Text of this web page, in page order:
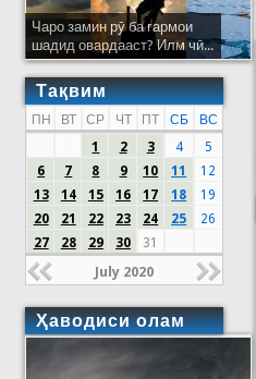
Чаро замин рӯ ба гармои
шадид овардааст? Илм чӣ...
Тақвим
ПН ВТ СР ЧТ ПТ СБ
ВС
1
2 3 4
5
6
7 8 9 10 11
12
13
14 15 16 17 18
19
20
21 22 23 24 25
26
27
28 29 30 31
July 2020
Ҳаводиси олам